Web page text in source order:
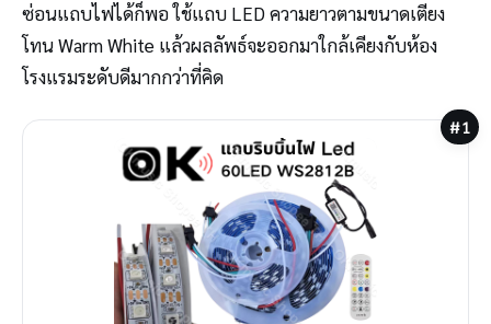
ซ่อนแถบไฟได้ก็พอ ใช้แถบ LED ความยาวตามขนาดเตียง
โทน Warm White แล้วผลลัพธ์จะออกมาใกล้เคียงกับห้อง
โรงแรมระดับดีมากกว่าที่คิด
#1